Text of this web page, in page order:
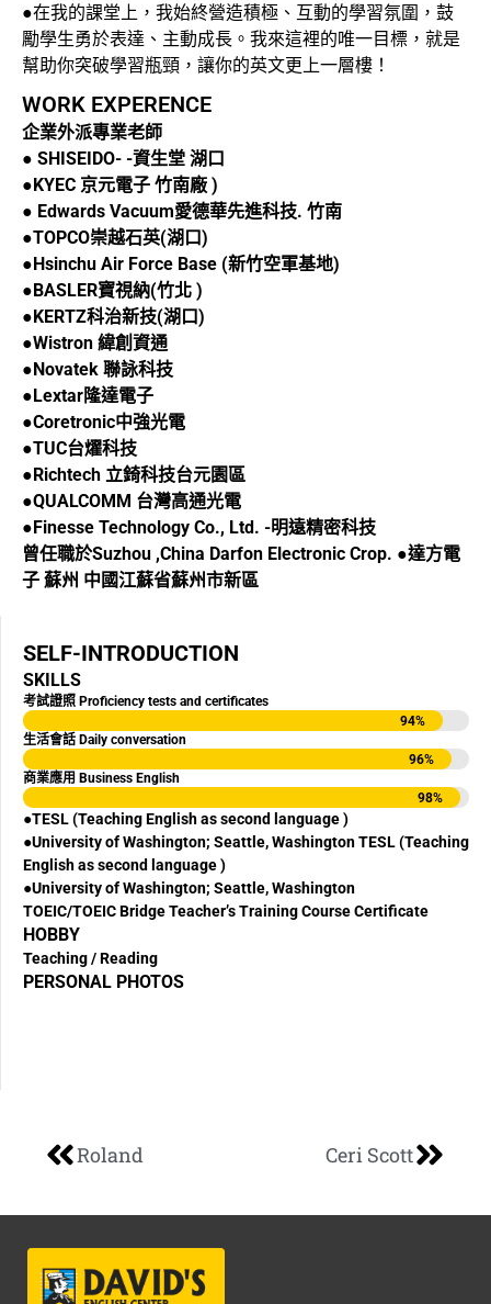
●在我的課堂上，我始終營造積極、互動的學習氛圍，鼓
勵學生勇於表達、主動成長。我來這裡的唯一目標，就是
幫助你突破學習瓶頸，讓你的英文更上一層樓！
WORK EXPERENCE
企業外派專業老師
● SHISEIDO- -資生堂 湖口
●KYEC 京元電子 竹南廠 )
● Edwards Vacuum愛德華先進科技. 竹南
●TOPCO崇越石英(湖口)
●Hsinchu Air Force Base (新竹空軍基地)
●BASLER寶視納(竹北 )
●KERTZ科治新技(湖口)
●Wistron 緯創資通
●Novatek 聯詠科技
●Lextar隆達電子
●Coretronic中強光電
●TUC台燿科技
●Richtech 立錡科技台元園區
●QUALCOMM 台灣高通光電
●Finesse Technology Co., Ltd. -明遠精密科技
曾任職於Suzhou ,China Darfon Electronic Crop. ●達方電
子 蘇州 中國江蘇省蘇州市新區
SELF-INTRODUCTION
SKILLS
考試證照 Proficiency tests and certificates
94%
生活會話 Daily conversation
96%
商業應用 Business English
98%
●TESL (Teaching English as second language )
●University of Washington; Seattle, Washington TESL (Teaching
English as second language )
●University of Washington; Seattle, Washington
TOEIC/TOEIC Bridge Teacher’s Training Course Certificate
HOBBY
Teaching / Reading
PERSONAL PHOTOS
Roland Ceri Scott